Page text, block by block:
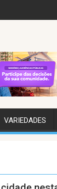
presidente da
VARIEDADES